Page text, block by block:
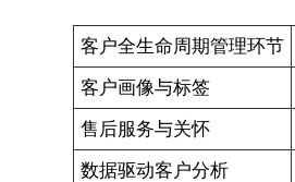
客户全生命周期管理环节
客户画像与标签
售后服务与关怀
数据驱动客户分析